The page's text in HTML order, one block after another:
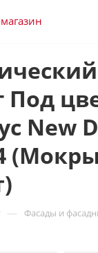
Под
New
— Фасады и